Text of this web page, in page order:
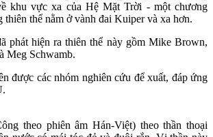
khu vực xa của Hệ Mặt Trời - một chương
thể nằm ở vành đai Kuiper và xa hơn.
phát hiện ra thiên thể này gồm Mike Brown,
Meg Schwamb.
được các nhóm nghiên cứu để xuất, đáp ứng
theo phiên âm Hán-Việt) theo thần thoại